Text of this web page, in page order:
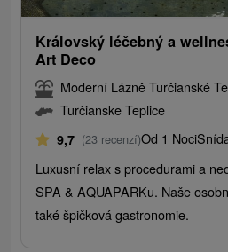
Královský léčebný a
Art Deco
Moderní Lázně Turčianské
Turčianske Teplice
9,7 (23 recenzí)Od 1 Noci
Luxusní relax s procedurami a
SPA & AQUAPARKu. Naše
také špičková gastronomie.